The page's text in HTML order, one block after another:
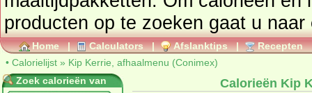
producten op te zoeken gaat u naar
Home | Calculators | Afslanktips | Recepten
• Calorielijst » Kip Kerrie, afhaalmenu (Conimex)
Zoek calorieën van
Calorieën Kip